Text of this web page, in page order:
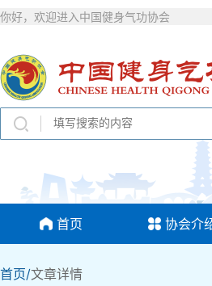
你好，欢迎进入中国健身气功协会
首页 协会介
首页/文章详情